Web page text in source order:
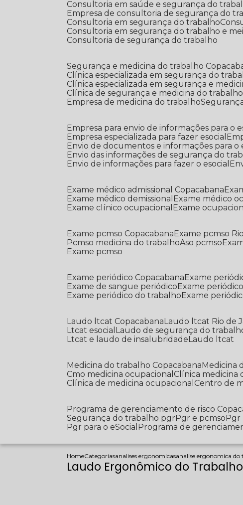
Consultoria em saúde e segurança do
Empresa de consultoria de segurança do
Consultoria em segurança do trabalho
Consultoria em segurança do trabalho e
Consultoria de segurança do trabalho
Segurança e medicina do trabalho
Clínica especializada em segurança do
Clínica especializada em segurança e
Clínica de segurança e medicina do trabalho
Empresa de medicina do trabalho
Empresa para envio de informações para o
Empresa especializada para fazer esocial
Envio de documentos e informações para o
Envio das informações de segurança do
Envio de informações para fazer o esocial
Exame médico admissional Copacabana
Exame médico demissional
Exame médico
Exame clínico ocupacional
Exame
Exame pcmso Copacabana
Exame pcmso
Pcmso medicina do trabalho Aso pcmso
Exame pcmso
Exame periódico Copacabana
Exame
Exame de sangue periódico
Exame
Exame periódico do trabalho
Exame
Laudo ltcat Copacabana Laudo ltcat Rio de
Ltcat esocial
Laudo de segurança do
Ltcat e laudo de insalubridade Laudo ltcat
Medicina do trabalho Copacabana
Cmo medicina ocupacional
Clínica
Clínica de medicina ocupacional
Centro de
Programa de gerenciamento de risco
Segurança do trabalho pgr
Pgr e pcmso
Pgr para o eSocial
Programa de
HomeCategoriasanalises ergonomicasanalise ergonomica
Laudo Ergonômico do